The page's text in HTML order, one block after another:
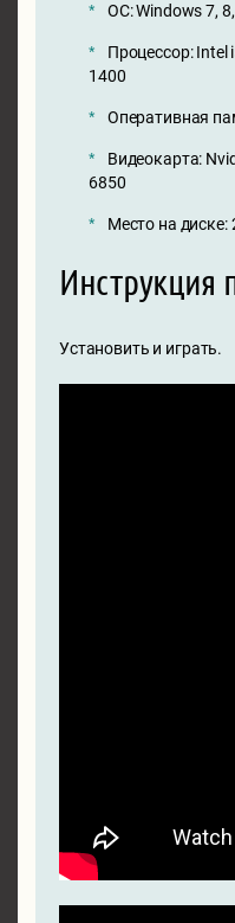
ОС: Windows 7,
Процессор: Intel
1400
Оперативная
Видеокарта:
6850
Место на диске:
Инструкция
Установить и играть.